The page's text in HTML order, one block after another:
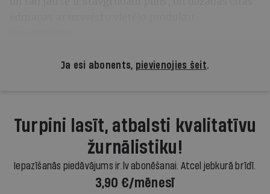
Ja esi abonents, pievienojies šeit.
Turpini lasīt, atbalsti kvalitatīvu
žurnālistiku!
Iepazīšanās piedāvājums ir.lv abonēšanai. Atcel jebkurā brīdī.
3,90 €/mēnesī